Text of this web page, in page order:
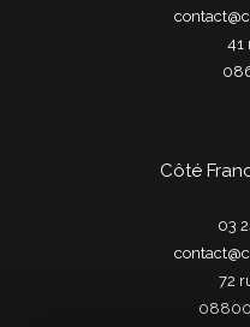
41
Côté
03
72
08800